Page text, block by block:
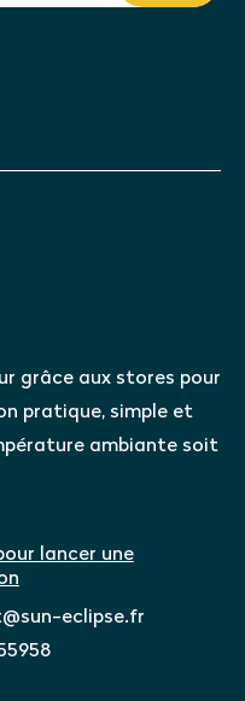
grâce aux stores pour
pratique, simple et
ambiante soit
lancer une
eclipse.fr